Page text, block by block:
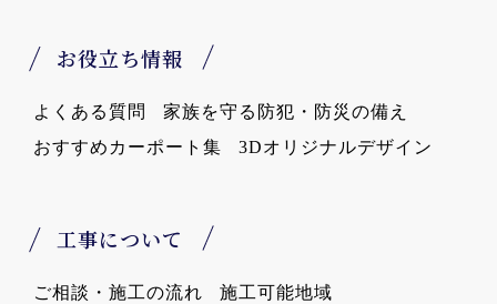
お役立ち情報
よくある質問
家族を守る防犯・防災の備え
おすすめカーポート集
3Dオリジナルデザイン
工事について
ご相談・施工の流れ
施工可能地域